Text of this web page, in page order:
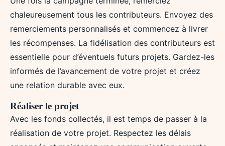
chaleureusement tous les contributeurs. Envoyez des
remerciements personnalisés et commencez à livrer
les récompenses. La fidélisation des contributeurs est
essentielle pour d’éventuels futurs projets. Gardez-les
informés de l’avancement de votre projet et créez
une relation durable avec eux.
Réaliser le projet
Avec les fonds collectés, il est temps de passer à la
réalisation de votre projet. Respectez les délais